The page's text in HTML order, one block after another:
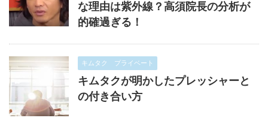
な理由は紫外線？高須院長の分析が
的確過ぎる！
キムタク プライベート
キムタクが明かしたプレッシャーと
の付き合い方